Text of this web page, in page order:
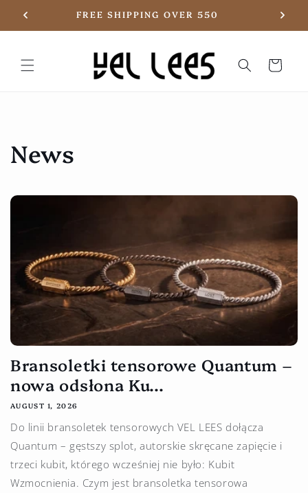
Skip to
content
FREE SHIPPING OVER 550
Basket
News
Bransoletki tensorowe Quantum –
nowa odsłona Ku...
AUGUST 1, 2026
Do linii bransoletek tensorowych VEL LEES dołącza
Quantum – gęstszy splot, autorskie skręcane zapięcie i
trzeci kubit, którego wcześniej nie było: Kubit
Wzmocnienia. Czym jest bransoletka tensorowa